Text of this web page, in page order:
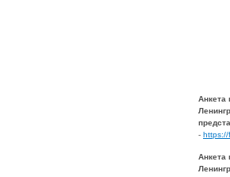
Анкета
- https://
Анкета